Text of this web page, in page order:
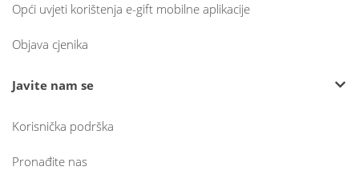
Opći uvjeti korištenja e-gift mobilne aplikacije
Objava cjenika
Javite nam se
Korisnička podrška
Pronađite nas